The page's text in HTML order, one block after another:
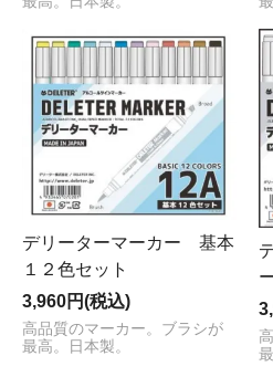
デリーターマーカー 基本
１２色セット
3,960円(税込)
高品質のマーカー。ブラシが
最高。日本製。